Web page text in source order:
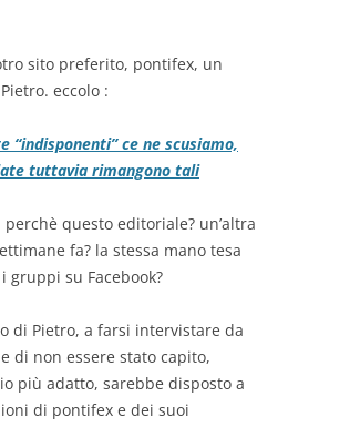
sito preferito, pontifex, un
eccolo :
“indisponenti” ce ne scusiamo,
tuttavia rimangono tali
questo editoriale? un’altra
fa? la stessa mano tesa
gruppi su Facebook?
di Pietro, a farsi intervistare da
di non essere stato capito,
più adatto, sarebbe disposto a
di pontifex e dei suoi